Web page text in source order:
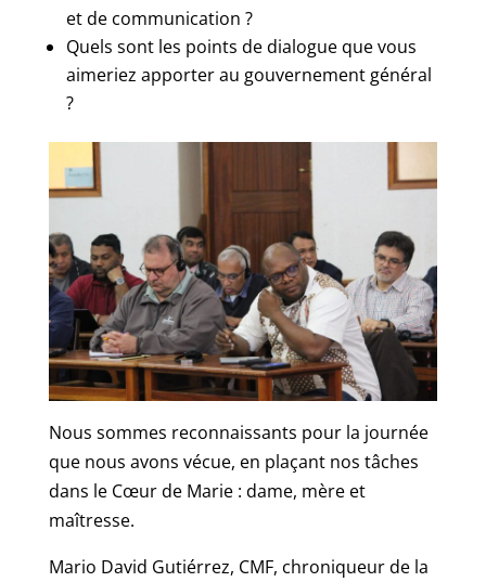
et de communication ?
Quels sont les points de dialogue que vous
aimeriez apporter au gouvernement général
?
Nous sommes reconnaissants pour la journée
que nous avons vécue, en plaçant nos tâches
dans le Cœur de Marie : dame, mère et
maîtresse.
Mario David Gutiérrez, CMF, chroniqueur de la